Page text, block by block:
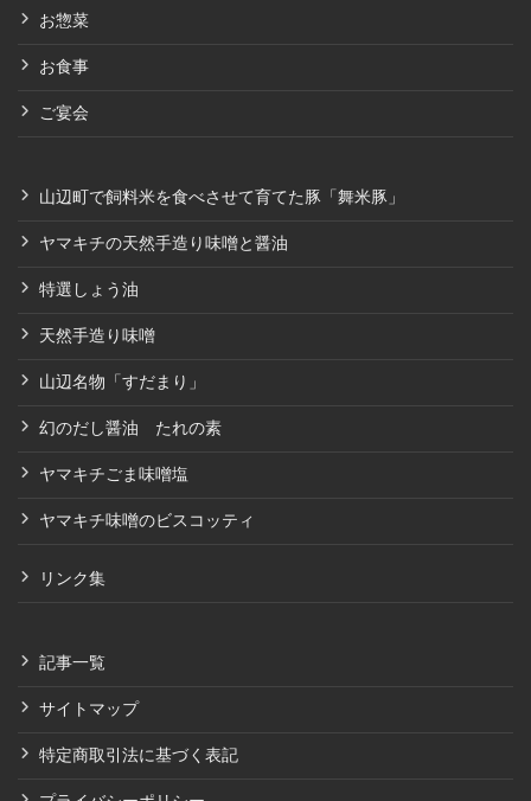
お惣菜
お食事
ご宴会
山辺町で飼料米を食べさせて育てた豚「舞米豚」
ヤマキチの天然手造り味噌と醤油
特選しょう油
天然手造り味噌
山辺名物「すだまり」
幻のだし醤油 たれの素
ヤマキチごま味噌塩
ヤマキチ味噌のビスコッティ
リンク集
記事一覧
サイトマップ
特定商取引法に基づく表記